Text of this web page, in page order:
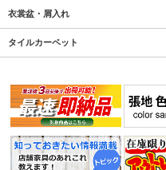
衣裳盆・屑入れ
タイルカーペット